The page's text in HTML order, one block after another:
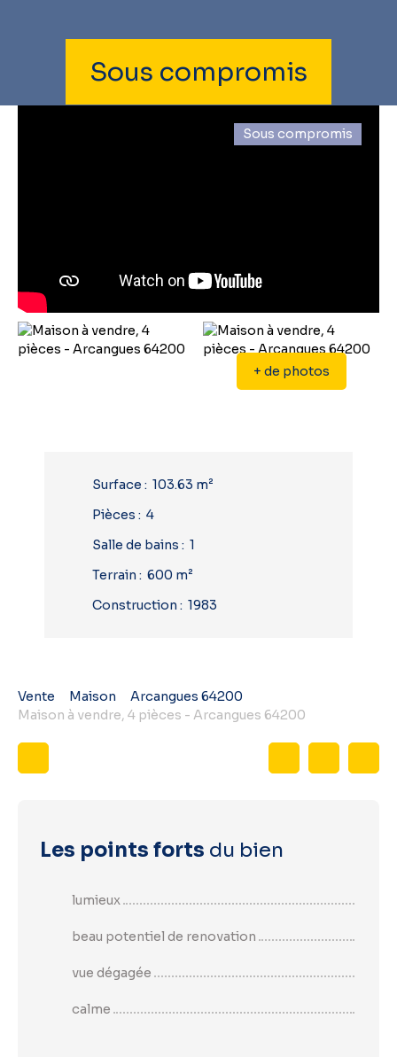
Sous compromis
Sous compromis
+ de photos
Surface : 103.63 m²
Pièces : 4
Salle de bains : 1
Terrain : 600 m²
Construction : 1983
Vente Maison
Arcangues 64200
Maison à vendre, 4 pièces - Arcangues 64200
Les points forts du bien
lumieux
beau potentiel de renovation
vue dégagée
calme